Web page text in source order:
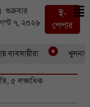
শুক্রবার
৭, ২০২৬
ই-
পেপার
খুলনার
৫ লক্ষাধিক